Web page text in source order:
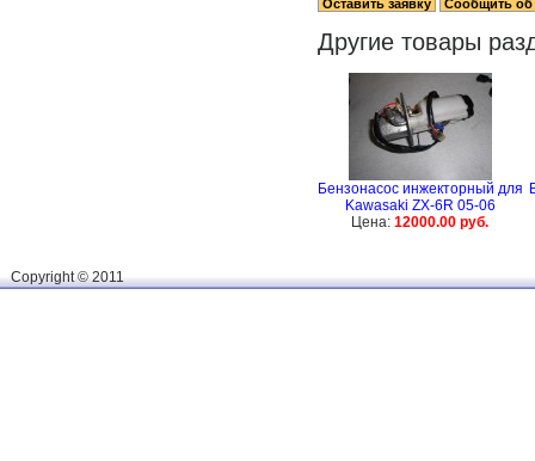
Другие товары
Бензонасос инжекторный для
Kawasaki ZX-6R 05-06
Цена:12000.00 руб.
Сopyright © 2011